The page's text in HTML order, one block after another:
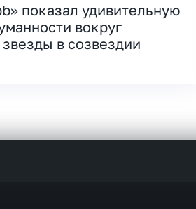
показал удивительную
вокруг
в созвездии